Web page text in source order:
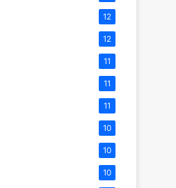
12
12
11
11
11
10
10
10